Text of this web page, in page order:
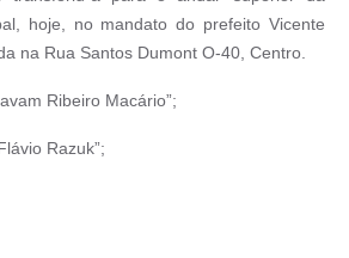
hoje, no mandato do prefeito Vicente
na Rua Santos Dumont O-40, Centro.
Ribeiro Macário”;
Razuk”;